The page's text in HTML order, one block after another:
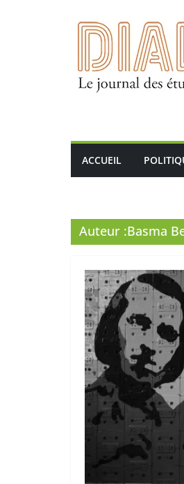
ACCUEIL
Auteur :Basma